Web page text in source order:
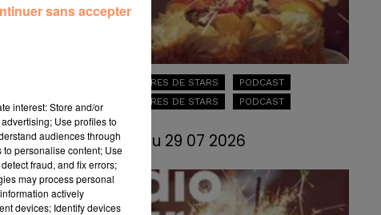
Fernando Aldecoa est le Directeur Général de PortAventura World. Nous sommes au siège administratif du parc, avec les attractions en arrière plan.
LES ANNIVERSAIRES DE STARS
PODCAST
LES ANNIVERSAIRES DE STARS
PODCAST
29 juillet 2026
LES ANNIV du 29 07 2026
interest: Store and/or
Use profiles to
audiences through
personalise content; Use
fraud, and fix errors;
may process personal
actively
devices; Identify devices
sans accepter